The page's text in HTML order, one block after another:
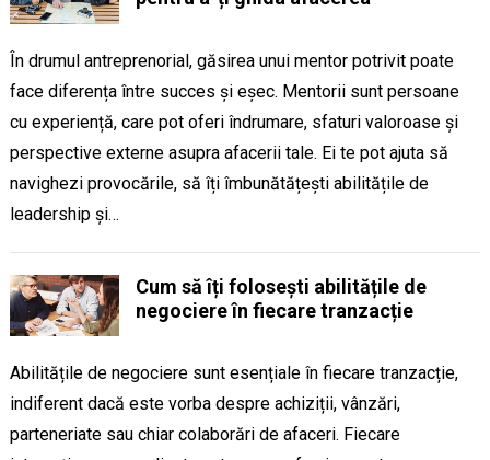
În drumul antreprenorial, găsirea unui mentor potrivit poate
face diferența între succes și eșec. Mentorii sunt persoane
cu experiență, care pot oferi îndrumare, sfaturi valoroase și
perspective externe asupra afacerii tale. Ei te pot ajuta să
navighezi provocările, să îți îmbunătățești abilitățile de
leadership și…
Cum să îți folosești abilitățile de
negociere în fiecare tranzacție
Abilitățile de negociere sunt esențiale în fiecare tranzacție,
indiferent dacă este vorba despre achiziții, vânzări,
parteneriate sau chiar colaborări de afaceri. Fiecare